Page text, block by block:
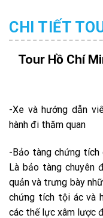
CHI TIẾT
Tour Hồ Chí
-Xe và hướng dẫn
hành đi thăm quan
-Bảo tàng chứng tích
Là bảo tàng chuyên
quản và trưng bày
chứng tích tội ác và
các thế lực xâm lược